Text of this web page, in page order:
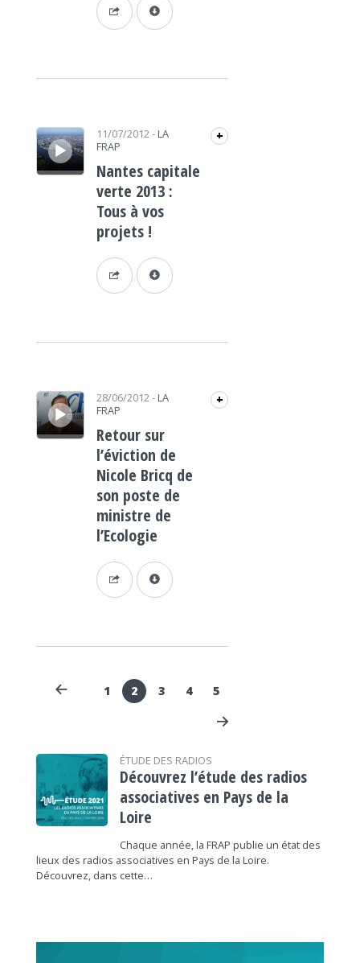
Lecteur audio 11/07/2012- LA
FRAP
+
Nantes capitale
verte 2013 :
Tous à vos
projets !
Lecteur audio 28/06/2012- LA
FRAP
+
Retour sur
l’éviction de
Nicole Bricq de
son poste de
ministre de
l’Ecologie
1 2 3 4 5
ÉTUDE DES RADIOS
Découvrez l’étude des radios
associatives en Pays de la
Loire
Chaque année, la FRAP publie un état des
lieux des radios associatives en Pays de la Loire.
Découvrez, dans cette…